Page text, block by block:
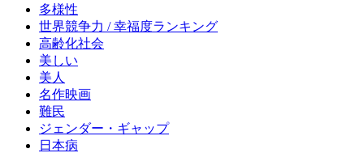
多様性
世界競争力 / 幸福度ランキング
高齢化社会
美しい
美人
名作映画
難民
ジェンダー・ギャップ
日本病